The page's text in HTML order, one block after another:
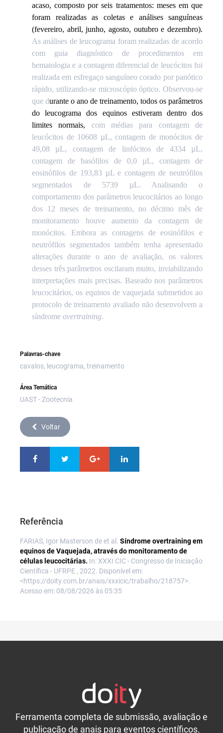
acaso, composto por seis tratamentos: meses em que
foram realizadas as coletas e análises sanguíneas
(fevereiro, abril, junho, agosto, outubro e dezembro).
As análises de leucograma foram realizadas de acordo
com guia diagnóstico de procedimentos em
hematologia e a contagem diferencial de leucócitos foi
realizada em esfregaço sanguíneo corado por panótico
rápido, utilizando-se microscópio óptico. Observou-se
que durante o ano de treinamento, todos os parâmetros
do leucograma dos equinos estiveram dentro dos
limites normais, com médias para contagem de
leucócitos de 10608 µL, contagem de monócitos de
49,08 µL, contagem de linfócitos de 4334 µL,
contagem de basófilos de 0,0 µL, contagem de
eosinófilos de 193,83 µL e contagem de neutrófilos
segmentados de 5739 µL. Analisando o
comportamento dos parâmetros leucocitários ao longo
dos 12 meses de treinamento, no décimo mês de
monitoramento houve aumento da contagem de
monócitos. Embora as contagens de eosinófilos e
neutrófilos segmentados também tenha apresentado
alterações durante o ano de avaliação, os valores
desses três parâmetros oscilaram muito, inviabilizando
interpretações mais precisas. Baseado nos parâmetros
leucocitários, os equinos de vaquejada submetidos ao
protocolo de treinamento avaliado não desenvolvem a
síndrome overtraining.
Palavras-chave
cavalos, leucograma, treinamento
Área Temática
UAST - Zootecnia
Voltar
Referência
FARIAS, Igor Masterson de et al. Síndrome overtraining em
equinos de Vaquejada, através do monitoramento de
células leucocitárias. In: XXXI CIC - Congresso de Iniciação
Científica - UFRPE , 2022. Disponível em:
<https://doity.com.br/anais/xxxicic/trabalho/218757>.
Acesso em: 08/08/2026 às 05:35
Ferramenta completa de submissão, avaliação e
publicação de anais para eventos científicos.